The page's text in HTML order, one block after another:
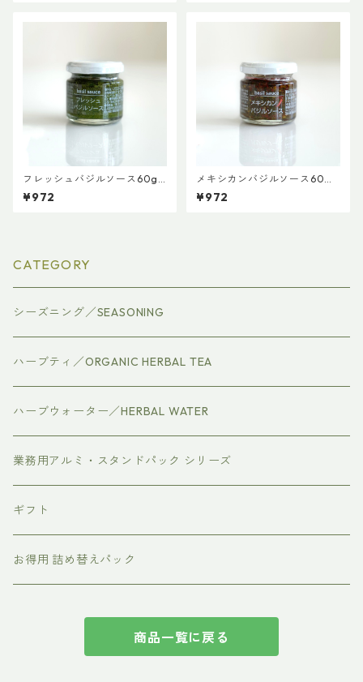
フレッシュバジルソース60g
【ファインド・ニューズ】
【3,980円以上送料無料】（添
¥972
メキシカンバジルソース60
ｇ 【ファインド・ニュー
ズ】【3,980円以上送料無料】
¥972
CATEGORY
シーズニング／SEASONING
ハーブティ／ORGANIC HERBAL TEA
ハーブウォーター／HERBAL WATER
業務用アルミ・スタンドパック シリーズ
ギフト
お得用 詰め替えパック
商品一覧に戻る